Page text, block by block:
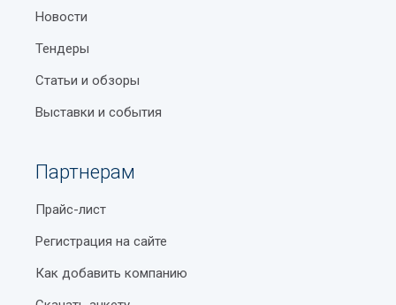
Новости
Тендеры
Статьи и обзоры
Выставки и события
Партнерам
Прайс-лист
Регистрация на сайте
Как добавить компанию